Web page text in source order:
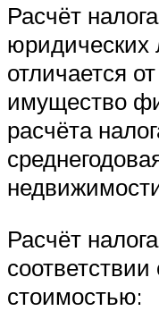
Расчёт
юридических
отличается
имущество
расчёта
Расчёт
стоимостью: